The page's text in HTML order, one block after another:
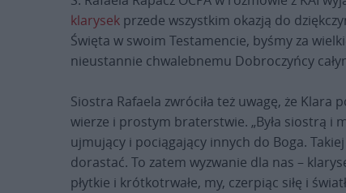
klarysek przede wszystkim okazją do
Święta w swoim Testamencie, byśmy za
nieustannie chwalebnemu Dobroczyńcy
Siostra Rafaela zwróciła też uwagę, że
wierze i prostym braterstwie. „Była siostrą i
ujmujący i pociągający innych do Boga.
dorastać. To zatem wyzwanie dla nas –
płytkie i krótkotrwałe, my, czerpiąc siłę i